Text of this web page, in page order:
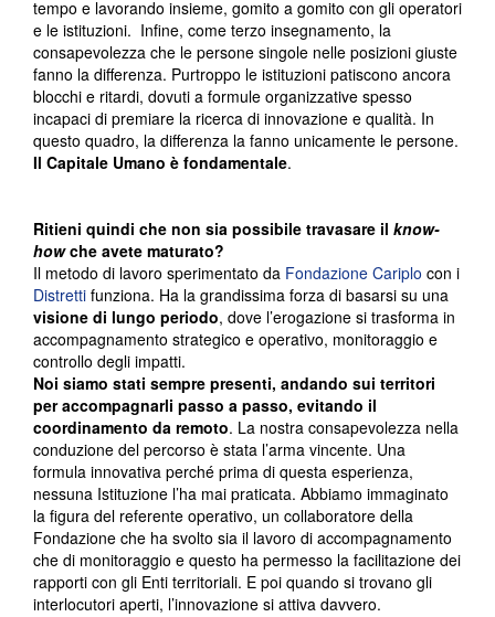
tempo e lavorando insieme, gomito a gomito con gli operatori
e le istituzioni. Infine, come terzo insegnamento, la
consapevolezza che le persone singole nelle posizioni giuste
fanno la differenza. Purtroppo le istituzioni patiscono ancora
blocchi e ritardi, dovuti a formule organizzative spesso
incapaci di premiare la ricerca di innovazione e qualità. In
questo quadro, la differenza la fanno unicamente le persone.
Il Capitale Umano è fondamentale.
Ritieni quindi che non sia possibile travasare il know-
howche avete maturato?
Il metodo di lavoro sperimentato da Fondazione Cariplo con i
Distretti funziona. Ha la grandissima forza di basarsi su una
visione di lungo periodo, dove l’erogazione si trasforma in
accompagnamento strategico e operativo, monitoraggio e
controllo degli impatti.
Noi siamo stati sempre presenti, andando sui territori
per accompagnarli passo a passo, evitando il
coordinamento da remoto. La nostra consapevolezza nella
conduzione del percorso è stata l’arma vincente. Una
formula innovativa perché prima di questa esperienza,
nessuna Istituzione l’ha mai praticata. Abbiamo immaginato
la figura del referente operativo, un collaboratore della
Fondazione che ha svolto sia il lavoro di accompagnamento
che di monitoraggio e questo ha permesso la facilitazione dei
rapporti con gli Enti territoriali. E poi quando si trovano gli
interlocutori aperti, l’innovazione si attiva davvero.